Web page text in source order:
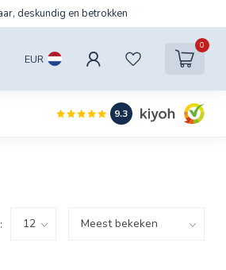
deskundig en betrokken
EUR
0
9.3